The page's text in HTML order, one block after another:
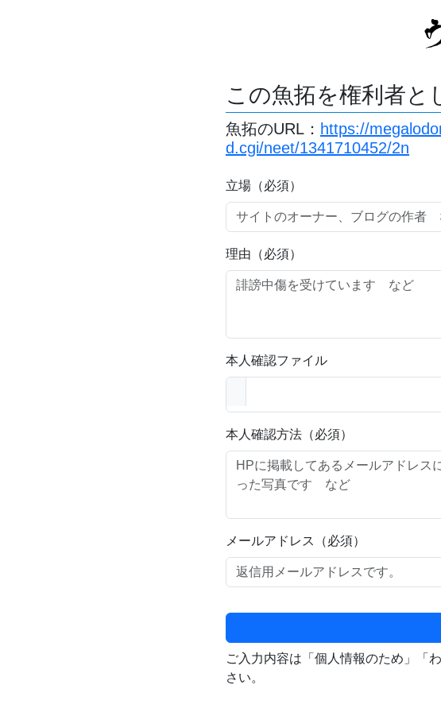
この魚拓を権利者と
魚拓のURL： https://
d.cgi/neet/1341710452/2n
立場（必須）
理由（必須）
本人確認ファイル
本人確認方法（必須）
メールアドレス（必須）
ご入力内容は「個人情報のため」「
さい。